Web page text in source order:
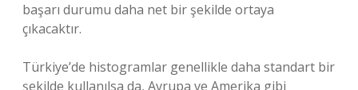
başarı durumu daha net bir şekilde ortaya
çıkacaktır.
Türkiye’de histogramlar genellikle daha standart bir
şekilde kullanılsa da, Avrupa ve Amerika gibi